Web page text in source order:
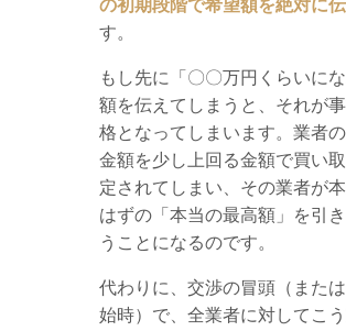
の初期段階で希望額を絶対に
す。
もし先に「〇〇万円くらいに
額を伝えてしまうと、それが
格となってしまいます。業者
金額を少し上回る金額で買い
定されてしまい、その業者が
はずの「本当の最高額」を引
うことになるのです。
代わりに、交渉の冒頭（また
始時）で、全業者に対してこ